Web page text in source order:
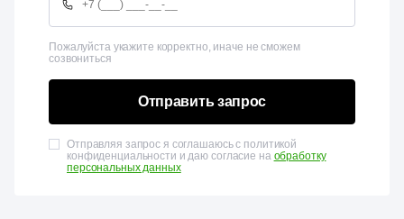
Пожалуйста укажите корректно, иначе не сможем
созвониться
Отправить запрос
Отправляя запрос я соглашаюсь с политикой
конфиденциальности и даю согласие на обработку
персональных данных